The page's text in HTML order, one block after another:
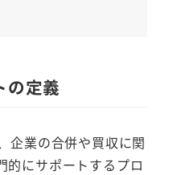
の定義
企業の合併や買収に関
的にサポートするプロ